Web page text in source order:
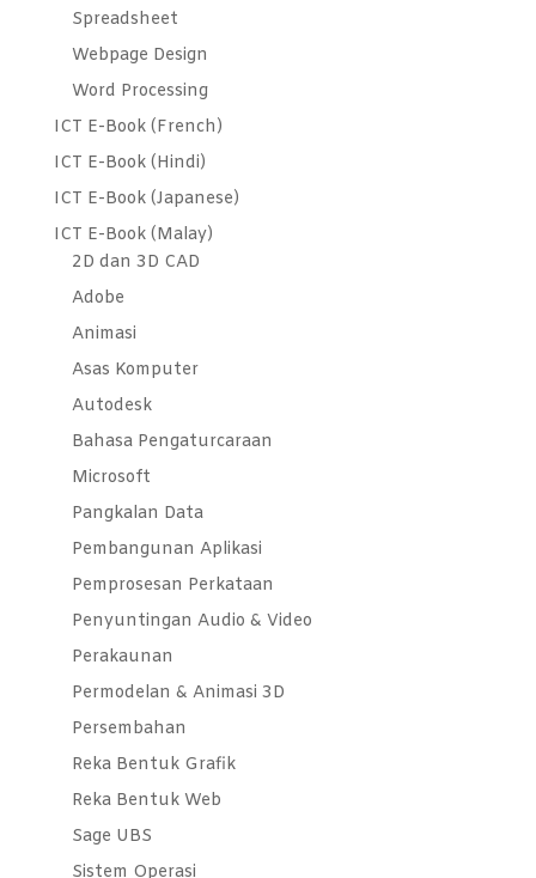
Spreadsheet
Webpage Design
Word Processing
ICT E-Book (French)
ICT E-Book (Hindi)
ICT E-Book (Japanese)
ICT E-Book (Malay)
2D dan 3D CAD
Adobe
Animasi
Asas Komputer
Autodesk
Bahasa Pengaturcaraan
Microsoft
Pangkalan Data
Pembangunan Aplikasi
Pemprosesan Perkataan
Penyuntingan Audio & Video
Perakaunan
Permodelan & Animasi 3D
Persembahan
Reka Bentuk Grafik
Reka Bentuk Web
Sage UBS
Sistem Operasi